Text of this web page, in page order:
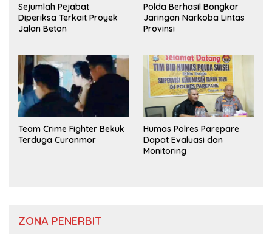
Sejumlah Pejabat
Diperiksa Terkait Proyek
Jalan Beton
Polda Berhasil Bongkar
Jaringan Narkoba Lintas
Provinsi
Team Crime Fighter Bekuk
Terduga Curanmor
Humas Polres Parepare
Dapat Evaluasi dan
Monitoring
ZONA PENERBIT